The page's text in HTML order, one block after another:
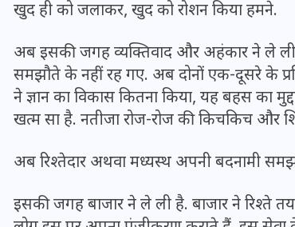
खुद ही को जलाकर, खुद को रोशन किया हमने.
अब इसकी जगह व्यक्तिवाद और अहंकार ने ले ली
समझौते के नहीं रह गए. अब दोनों एक-दूसरे के
ने ज्ञान का विकास कितना किया, यह बहस का
खत्म सा है. नतीजा रोज-रोज की किचकिच और
अब रिश्तेदार अथवा मध्यस्थ अपनी बदनामी
इसकी जगह बाजार ने ले ली है. बाजार ने रिश्ते
UPSSSC Lekhpal
2025: यूपी में लेखपाल के